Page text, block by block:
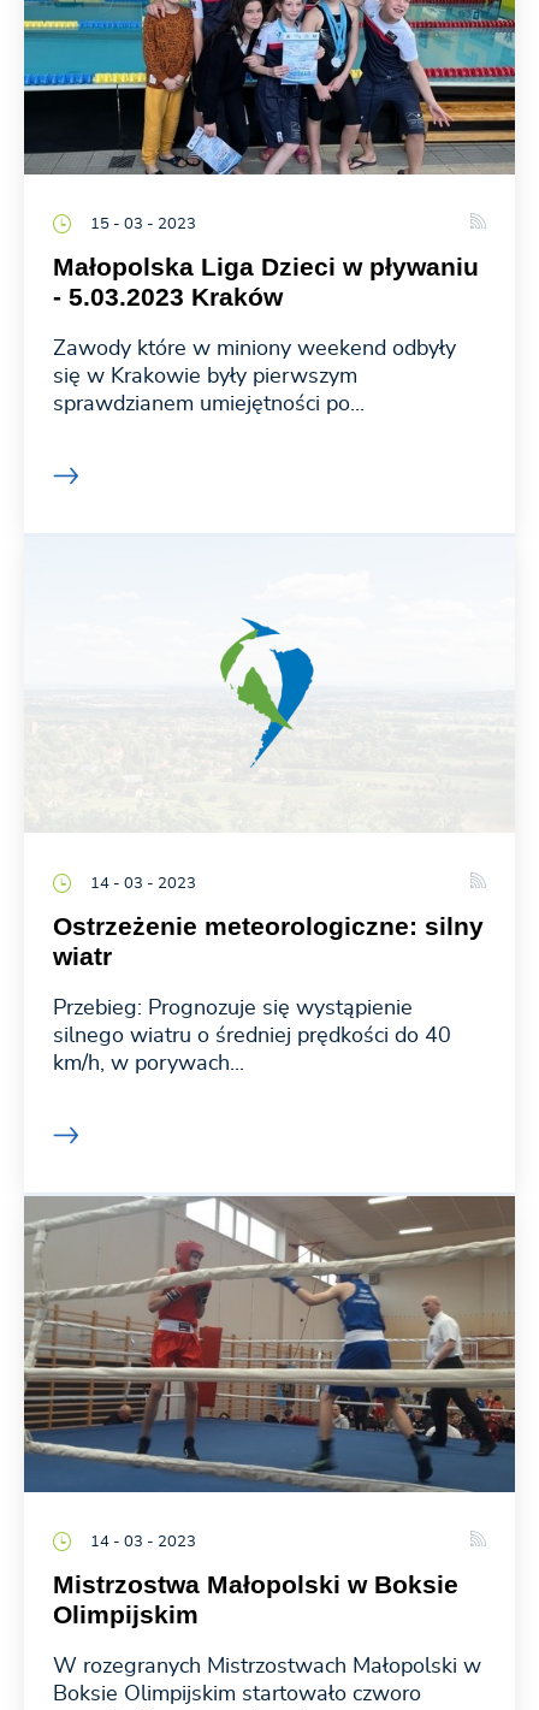
15 - 03 - 2023
Małopolska Liga Dzieci w pływaniu
- 5.03.2023 Kraków
Zawody które w miniony weekend odbyły
się w Krakowie były pierwszym
sprawdzianem umiejętności po...
14 - 03 - 2023
Ostrzeżenie meteorologiczne: silny
wiatr
Przebieg: Prognozuje się wystąpienie
silnego wiatru o średniej prędkości do 40
km/h, w porywach...
14 - 03 - 2023
Mistrzostwa Małopolski w Boksie
Olimpijskim
W rozegranych Mistrzostwach Małopolski w
Boksie Olimpijskim startowało czworo